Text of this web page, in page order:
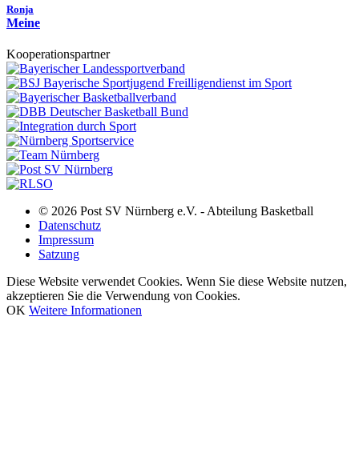
Ronja
Meine
Kooperationspartner
© 2026 Post SV Nürnberg e.V. - Abteilung Basketball
Datenschutz
Impressum
Satzung
Diese Website verwendet Cookies. Wenn Sie diese Website nutzen,
akzeptieren Sie die Verwendung von Cookies.
OK Weitere Informationen